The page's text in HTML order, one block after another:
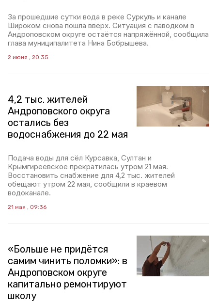
За прошедшие сутки вода в реке Суркуль и канале
Широком снова пошла вверх. Ситуация с паводком в
Андроповском округе остаётся напряжённой, сообщила
глава муниципалитета Нина Бобрышева.
2 июня , 20:35
4,2 тыс. жителей
Андроповского округа
остались без
водоснабжения до 22 мая
Подача воды для сёл Курсавка, Султан и
Крымгиреевское прекратилась утром 21 мая.
Восстановить снабжение для 4,2 тыс. жителей
обещают утром 22 мая, сообщили в краевом
водоканале.
21 мая , 09:36
«Больше не придётся
самим чинить поломки»: в
Андроповском округе
капитально ремонтируют
школу